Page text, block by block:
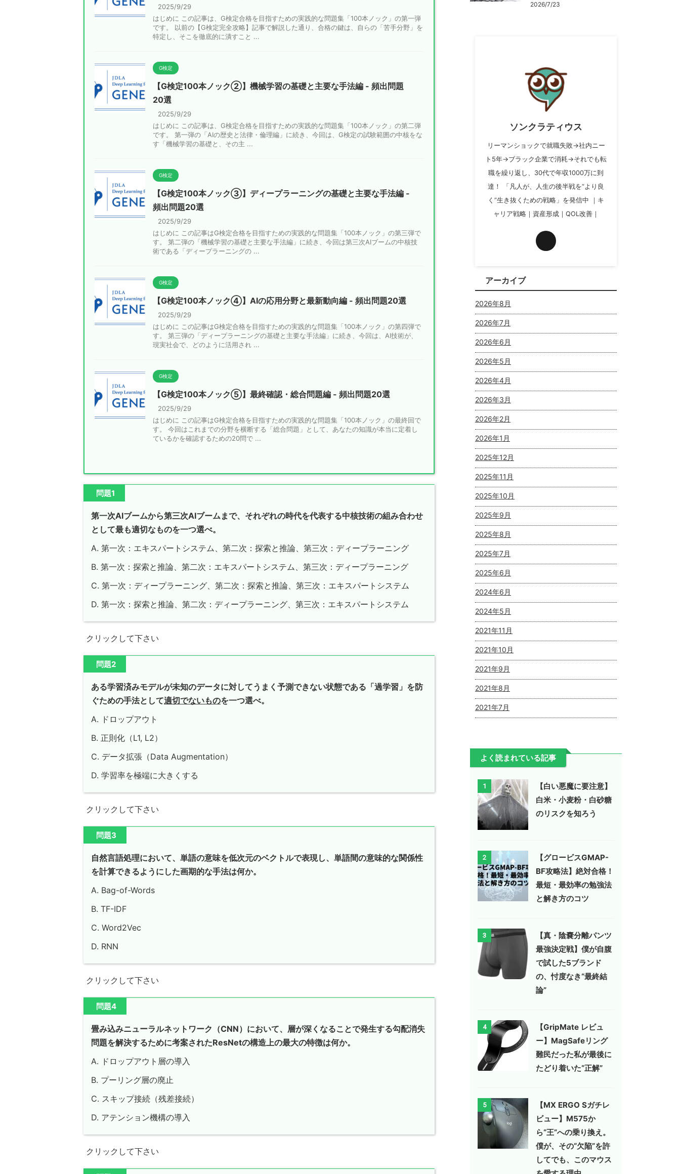
2025/9/29
はじめに この記事は、G検定合格を目指すための実践的な問題集「100本ノック」の第一弾
です。 以前の【G検定完全攻略】記事で解説した通り、合格の鍵は、自らの「苦手分野」を
特定し、そこを徹底的に潰すこと ...
G検定
【G検定100本ノック②】機械学習の基礎と主要な手法編 - 頻出問題
20選
2025/9/29
はじめに この記事は、G検定合格を目指すための実践的な問題集「100本ノック」の第二弾
です。 第一弾の「AIの歴史と法律・倫理編」に続き、今回は、G検定の試験範囲の中核をな
す「機械学習の基礎と、その主 ...
G検定
【G検定100本ノック③】ディープラーニングの基礎と主要な手法編 -
頻出問題20選
2025/9/29
はじめに この記事はG検定合格を目指すための実践的な問題集「100本ノック」の第三弾で
す。 第二弾の「機械学習の基礎と主要な手法編」に続き、今回は第三次AIブームの中核技
術である「ディープラーニングの ...
G検定
【G検定100本ノック④】AIの応用分野と最新動向編 - 頻出問題20選
2025/9/29
はじめに この記事はG検定合格を目指すための実践的な問題集「100本ノック」の第四弾で
す。 第三弾の「ディープラーニングの基礎と主要な手法編」に続き、今回は、AI技術が、
現実社会で、どのように活用され ...
G検定
【G検定100本ノック⑤】最終確認・総合問題編 - 頻出問題20選
2025/9/29
はじめに この記事はG検定合格を目指すための実践的な問題集「100本ノック」の最終回で
す。 今回はこれまでの分野を横断する「総合問題」として、あなたの知識が本当に定着し
ているかを確認するための20問で ...
問題1
第一次AIブームから第三次AIブームまで、それぞれの時代を代表する中核技術の組み合わせ
として最も適切なものを一つ選べ。
A. 第一次：エキスパートシステム、第二次：探索と推論、第三次：ディープラーニング
B. 第一次：探索と推論、第二次：エキスパートシステム、第三次：ディープラーニング
C. 第一次：ディープラーニング、第二次：探索と推論、第三次：エキスパートシステム
D. 第一次：探索と推論、第二次：ディープラーニング、第三次：エキスパートシステム
クリックして下さい
問題2
ある学習済みモデルが未知のデータに対してうまく予測できない状態である「過学習」を防
ぐための手法として適切でないものを一つ選べ。
A. ドロップアウト
B. 正則化（L1, L2）
C. データ拡張（Data Augmentation）
D. 学習率を極端に大きくする
クリックして下さい
問題3
自然言語処理において、単語の意味を低次元のベクトルで表現し、単語間の意味的な関係性
を計算できるようにした画期的な手法は何か。
A. Bag-of-Words
B. TF-IDF
C. Word2Vec
D. RNN
クリックして下さい
問題4
畳み込みニューラルネットワーク（CNN）において、層が深くなることで発生する勾配消失
問題を解決するために考案されたResNetの構造上の最大の特徴は何か。
A. ドロップアウト層の導入
B. プーリング層の廃止
C. スキップ接続（残差接続）
D. アテンション機構の導入
クリックして下さい
2026/7/23
ソンクラティウス
リーマンショックで就職失敗→社内ニー
ト5年→ブラック企業で消耗→それでも転
職を繰り返し、30代で年収1000万に到
達！ 「凡人が、人生の後半戦を“より良
く”生き抜くための戦略」を発信中 ｜キ
ャリア戦略｜資産形成｜QOL改善｜
アーカイブ
2026年8月
2026年7月
2026年6月
2026年5月
2026年4月
2026年3月
2026年2月
2026年1月
2025年12月
2025年11月
2025年10月
2025年9月
2025年8月
2025年7月
2025年6月
2024年6月
2024年5月
2021年11月
2021年10月
2021年9月
2021年8月
2021年7月
よく読まれている記事
1
【白い悪魔に要注意】
白米・小麦粉・白砂糖
のリスクを知ろう
2
【グロービスGMAP-
BF攻略法】絶対合格！
最短・最効率の勉強法
と解き方のコツ
3
【真・陰嚢分離パンツ
最強決定戦】僕が自腹
で試した5ブランド
の、忖度なき“最終結
論”
4
【GripMate レビュ
ー】MagSafeリング
難民だった私が最後に
たどり着いた“正解”
5
【MX ERGO Sガチレ
ビュー】M575か
ら“王”への乗り換え。
僕が、その“欠陥”を許
してでも、このマウス